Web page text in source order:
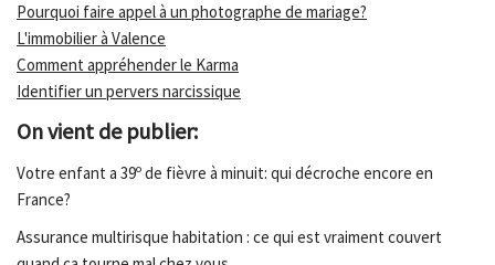
Pourquoi faire appel à un photographe de mariage?
L'immobilier à Valence
Comment appréhender le Karma
Identifier un pervers narcissique
On vient de publier:
Votre enfant a 39º de fièvre à minuit: qui décroche encore en
France?
Assurance multirisque habitation : ce qui est vraiment couvert